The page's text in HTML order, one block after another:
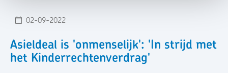
02-09-2022
Asieldeal is 'onmenselijk': 'In strijd met
het Kinderrechtenverdrag'